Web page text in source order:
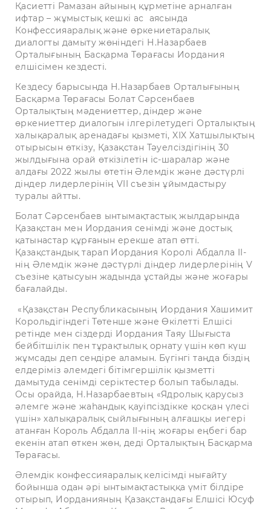
Қасиетті Рамазан айының құрметіне арналған
ифтар – жұмыстық кешкі ас аясында
Конфессияаралық және өркениетаралық
диалогты дамыту жөніндегі Н.Назарбаев
Орталығының Басқарма Төрағасы Иордания
елшісімен кездесті.
Кездесу барысында Н.Назарбаев Орталығының
Басқарма Төрағасы Болат Сәрсенбаев
Орталықтың мәдениеттер, діндер және
өркениеттер диалогын ілгерілетудегі Орталықтың
халықаралық аренадағы қызметі, XIX Хатшылықтың
отырысын өткізу, Қазақстан Тәуелсіздігінің 30
жылдығына орай өткізілетін іс-шаралар және
алдағы 2022 жылы өтетін Әлемдік және дәстүрлі
діндер лидерлерінің VII съезін ұйымдастыру
туралы айтты.
Болат Сәрсенбаев ынтымақтастық жылдарында
Қазақстан мен Иордания сенімді және достық
қатынастар құрғанын ерекше атап өтті.
Қазақстандық тарап Иордания Королі Абдалла II-
нің Әлемдік және дәстүрлі діндер лидерлерінің V
съезіне қатысуын жадында ұстайды және жоғары
бағалайды.
«Қазақстан Республикасының Иордания Хашимит
Корольдігіндегі Төтенше және Өкілетті Елшісі
ретінде мен сіздерді Иордания Таяу Шығыста
бейбітшілік пен тұрақтылық орнату үшін көп күш
жұмсады деп сендіре аламын. Бүгінгі таңда біздің
елдеріміз әлемдегі бітімгершілік қызметті
дамытуда сенімді серіктестер болып табылады.
Осы орайда, Н.Назарбаевтың «Ядролық қарусыз
әлемге және жаһандық қауіпсіздікке қосқан үлесі
үшін» халықаралық сыйлығының алғашқы иегері
атанған Король Абдалла II-нің жоғары еңбегі бар
екенін атап өткен жөн, деді Орталықтың Басқарма
Төрағасы.
Әлемдік конфессияаралық келісімді нығайту
бойынша одан әрі ынтымақтастыққа үміт білдіре
отырып, Иорданияның Қазақстандағы Елшісі Юсуф